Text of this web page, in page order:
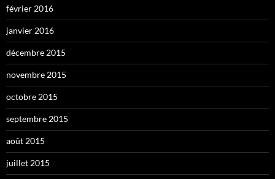
février 2016
janvier 2016
décembre 2015
novembre 2015
octobre 2015
septembre 2015
août 2015
juillet 2015